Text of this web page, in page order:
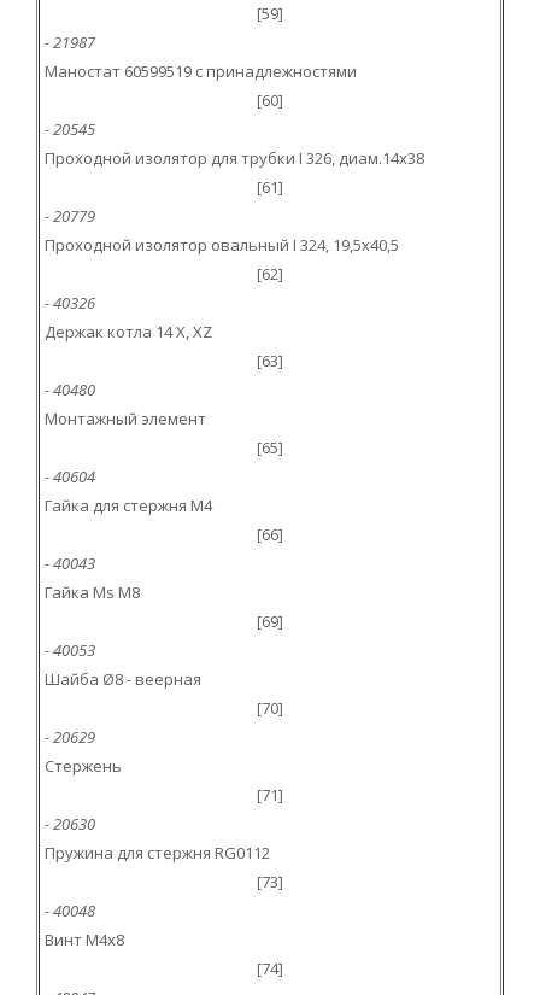
[59]
- 21987
Маностат 60599519 с принадлежностями
[60]
- 20545
Проходной изолятор для трубки I 326, диам.14x38
[61]
- 20779
Проходной изолятор овальный I 324, 19,5x40,5
[62]
- 40326
Держак котла 14 X, XZ
[63]
- 40480
Монтажный элемент
[65]
- 40604
Гайка для стержня M4
[66]
- 40043
Гайка Ms M8
[69]
- 40053
Шайба Ø8 - веерная
[70]
- 20629
Стержень
[71]
- 20630
Пружина для стержня RG0112
[73]
- 40048
Винт M4x8
[74]